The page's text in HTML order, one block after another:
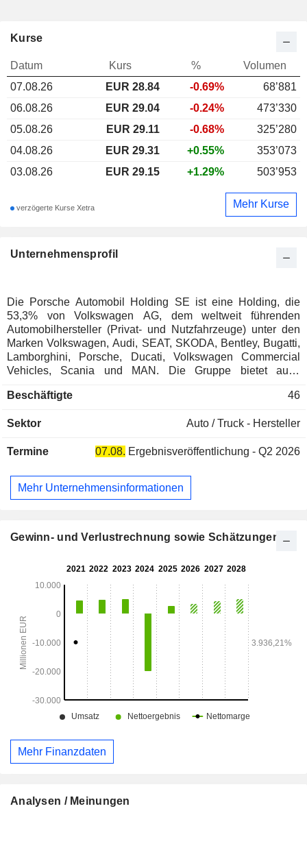
Unternehmensprofil
Die Porsche Automobil Holding SE ist eine Holding, die
53,3% von Volkswagen AG, dem weltweit führenden
Automobilhersteller (Privat- und Nutzfahrzeuge) unter den
Marken Volkswagen, Audi, SEAT, SKODA, Bentley, Bugatti,
Lamborghini, Porsche, Ducati, Volkswagen Commercial
Vehicles, Scania und MAN. Die Gruppe bietet auch
etc.) an. Darüber hinaus hält die Porsche Automobil Holding
(Entwicklung von Mobilitätslösungen), 11,3% an Inrix
Straßenverkehr; Vereinigte Staaten) und in den Firmen
Beschäftigte 46
Sektor Auto / Truck - Hersteller
Termine 07.08. Ergebnisveröffentlichung - Q2 2026
Mehr Unternehmensinformationen
Kurse
Datum Kurs %
Volumen
07.08.26
EUR 28.84 -0.69%
68’881
06.08.26
EUR 29.04 -0.24%
473’330
05.08.26
EUR 29.11 -0.68%
325’280
04.08.26
EUR 29.31 +0.55%
353’073
03.08.26
EUR 29.15 +1.29% 503’953
verzögerte Kurse Xetra Mehr Kurse
Gewinn- und Verlustrechnung sowie Schätzungen
Mehr Finanzdaten
Analysen / Meinungen